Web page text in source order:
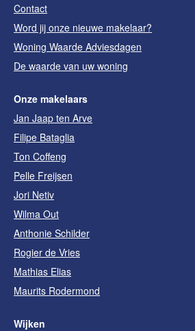
Contact
Word jij onze nieuwe makelaar?
Woning Waarde Adviesdagen
De waarde van uw woning
Onze makelaars
Jan Jaap ten Arve
Filipe Bataglia
Ton Coffeng
Pelle Freijsen
Jori Netiv
Wilma Out
Anthonie Schilder
Rogier de Vries
Mathias Elias
Maurits Rodermond
Wijken